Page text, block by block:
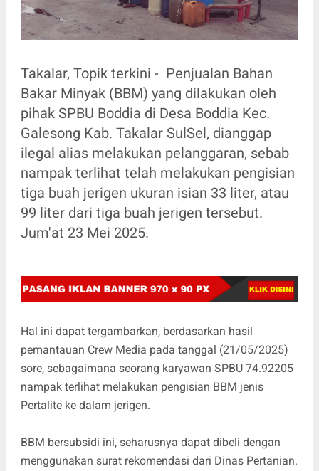
Takalar, Topik terkini - Penjualan Bahan
Bakar Minyak (BBM) yang dilakukan oleh
pihak SPBU Boddia di Desa Boddia Kec.
Galesong Kab. Takalar SulSel, dianggap
ilegal alias melakukan pelanggaran, sebab
nampak terlihat telah melakukan pengisian
tiga buah jerigen ukuran isian 33 liter, atau
99 liter dari tiga buah jerigen tersebut.
Jum'at 23 Mei 2025.
Hal ini dapat tergambarkan, berdasarkan hasil
pemantauan Crew Media pada tanggal (21/05/2025)
sore, sebagaimana seorang karyawan SPBU 74.92205
nampak terlihat melakukan pengisian BBM jenis
Pertalite ke dalam jerigen.
BBM bersubsidi ini, seharusnya dapat dibeli dengan
menggunakan surat rekomendasi dari Dinas Pertanian.